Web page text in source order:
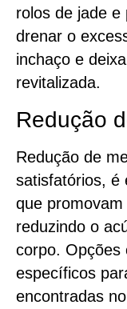
rolos de jade e
drenar o
inchaço e
revitalizada.
Redução
Redução de
satisfatórios, é
que
reduzindo o
corpo. Opções
específicos
encontradas